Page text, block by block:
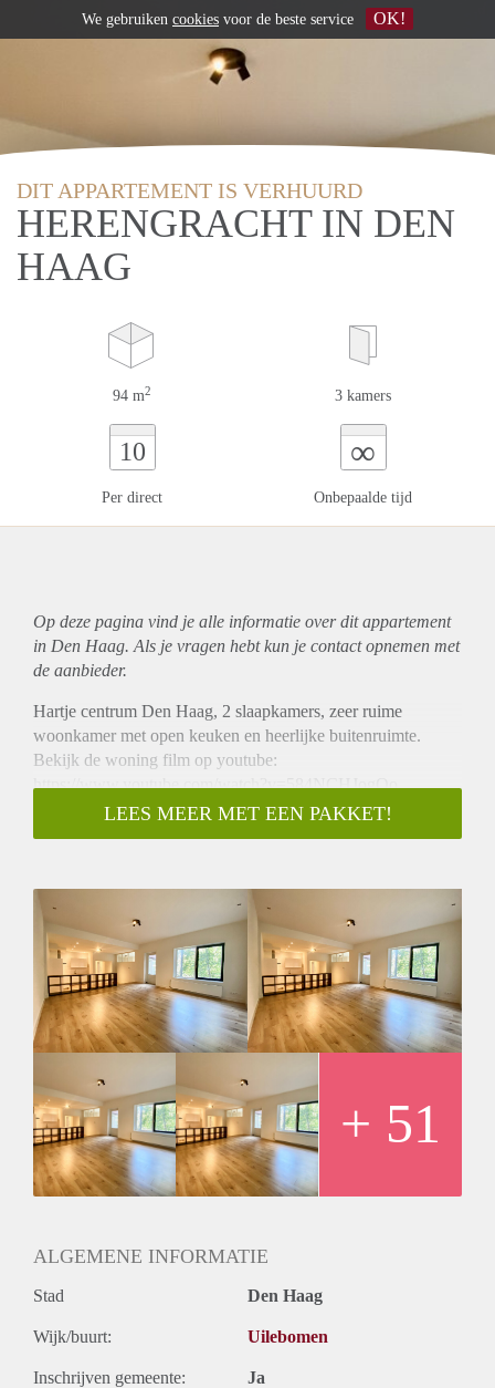
DIT APPARTEMENT IS VERHUURD
HERENGRACHT IN DEN
HAAG
94 m2 3 kamers
10
Per direct
∞
Onbepaalde tijd
Op deze pagina vind je alle informatie over ditappartement
in Den Haag. Als je vragen hebt kun je contact opnemen met
de aanbieder.
Hartje centrum Den Haag, 2 slaapkamers, zeer ruime
woonkamer met open keuken en heerlijke buitenruimte.
Bekijk de woning film op youtube:
https://www.youtube.com/watch?v=584NCHJogQo
Ook onder het tapje video kan je de woning film bekijken op
onze website.
- 2 slaapkamers
- circa 100m2
- open keuken met voldoende opberg ruimte voorzien van
elektrische kookplaat, vaatwasser, koelkast en vriezer
- badkamer met dubbele wastafel, inloopdouche, radiator rek
en spiegel met led verlichting
- aparte toilet
EXTRA INFORMATIE:
- huurprijs per maand à € 1.775,-
- service kosten per maand à € 20,-
LEES MEER MET EEN PAKKET!
+ 51
ALGEMENE INFORMATIE
Stad Den Haag
Wijk/buurt: Uilebomen
Inschrijven gemeente: Ja
We gebruiken cookies voor de beste service OK!